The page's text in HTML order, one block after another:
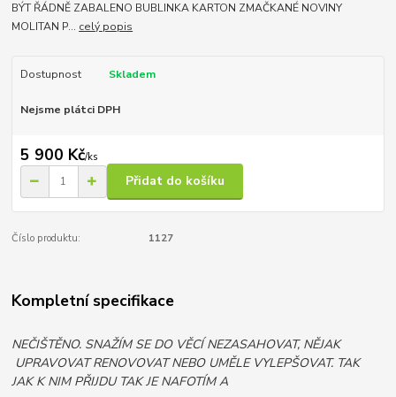
BÝT ŘÁDNĚ ZABALENO BUBLINKA KARTON ZMAČKANÉ NOVINY
MOLITAN P... celý popis
Dostupnost Skladem
Nejsme plátci DPH
5 900 Kč/ks
Přidat do košíku
Číslo produktu: 1127
Kompletní specifikace
NEČIŠTĚNO. SNAŽÍM SE DO VĚCÍ NEZASAHOVAT, NĚJAK
UPRAVOVAT RENOVOVAT NEBO UMĚLE VYLEPŠOVAT. TAK
JAK K NIM PŘIJDU TAK JE NAFOTÍM A